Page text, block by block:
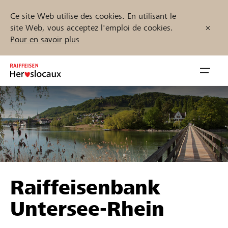
Ce site Web utilise des cookies. En utilisant le
site Web, vous acceptez l'emploi de cookies.
Pour en savoir plus
Inhalt
springen
öffnen
Parrainer
Soutien & assistance
Trouvez des projets et des organisations
Démarrez maintenant
Raiffeisenbank
Untersee-Rhein